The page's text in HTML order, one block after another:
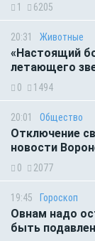
1 6205
20:31 Животные
«Настоящий
летающего
0 1494
20:01 Общество
Отключение
новости
0 2077
19:45 Гороскоп
Овнам надо
быть